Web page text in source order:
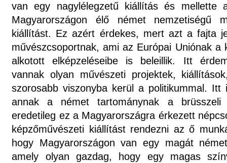
van egy nagylélegzetű kiállítás és mellette
Magyarországon élő német nemzetiségű
kiállítást. Ez azért érdekes, mert azt a fajta
művészcsoportnak, ami az Európai Uniónak a
alkotott elképzeléseibe is beleillik. Itt
vannak olyan művészeti projektek,
szorosabb viszonyba kerül a politikummal.
annak a német tartománynak a brüsszeli
eredetileg ez a Magyarországra érkezett
képzőművészeti kiállítást rendezni az ő
hogy Magyarországon van egy magát
amely olyan gazdag, hogy egy magas